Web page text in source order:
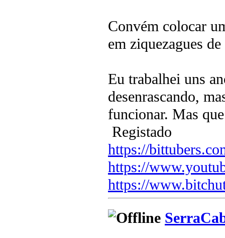
Convém colocar
em ziquezagues
Eu trabalhei uns
desenrascando,
funcionar. Mas
Registado
https://
https://
https://